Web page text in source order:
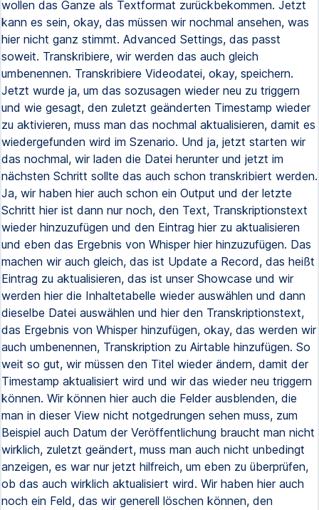
wollen das Ganze als Textformat zurückbekommen. Jetzt
kann es sein, okay, das müssen wir nochmal ansehen, was
hier nicht ganz stimmt. Advanced Settings, das passt
soweit. Transkribiere, wir werden das auch gleich
umbenennen. Transkribiere Videodatei, okay, speichern.
Jetzt wurde ja, um das sozusagen wieder neu zu triggern
und wie gesagt, den zuletzt geänderten Timestamp wieder
zu aktivieren, muss man das nochmal aktualisieren, damit es
wiedergefunden wird im Szenario. Und ja, jetzt starten wir
das nochmal, wir laden die Datei herunter und jetzt im
nächsten Schritt sollte das auch schon transkribiert werden.
Ja, wir haben hier auch schon ein Output und der letzte
Schritt hier ist dann nur noch, den Text, Transkriptionstext
wieder hinzuzufügen und den Eintrag hier zu aktualisieren
und eben das Ergebnis von Whisper hier hinzuzufügen. Das
machen wir auch gleich, das ist Update a Record, das heißt
Eintrag zu aktualisieren, das ist unser Showcase und wir
werden hier die Inhaltetabelle wieder auswählen und dann
dieselbe Datei auswählen und hier den Transkriptionstext,
das Ergebnis von Whisper hinzufügen, okay, das werden wir
auch umbenennen, Transkription zu Airtable hinzufügen. So
weit so gut, wir müssen den Titel wieder ändern, damit der
Timestamp aktualisiert wird und wir das wieder neu triggern
können. Wir können hier auch die Felder ausblenden, die
man in dieser View nicht notgedrungen sehen muss, zum
Beispiel auch Datum der Veröffentlichung braucht man nicht
wirklich, zuletzt geändert, muss man auch nicht unbedingt
anzeigen, es war nur jetzt hilfreich, um eben zu überprüfen,
ob das auch wirklich aktualisiert wird. Wir haben hier auch
noch ein Feld, das wir generell löschen können, den